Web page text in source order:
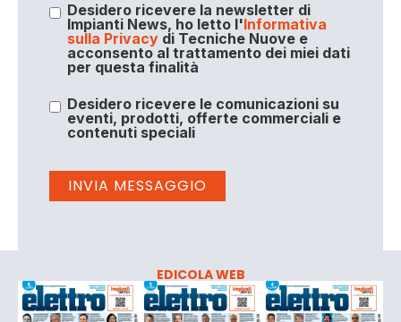
Desidero ricevere la newsletter di
Impianti News, ho letto l'Informativa
sulla Privacydi Tecniche Nuove e
acconsento al trattamento dei miei dati
per questa finalità
Desidero ricevere le comunicazioni su
eventi, prodotti, offerte commerciali e
contenuti speciali
EDICOLA WEB